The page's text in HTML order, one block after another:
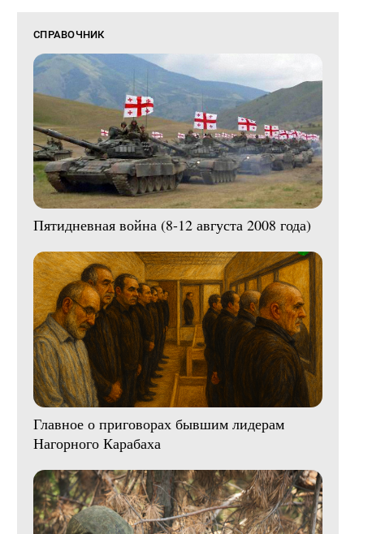
СПРАВОЧНИК
Пятидневная война (8-12 августа 2008 года)
Главное о приговорах бывшим лидерам
Нагорного Карабаха